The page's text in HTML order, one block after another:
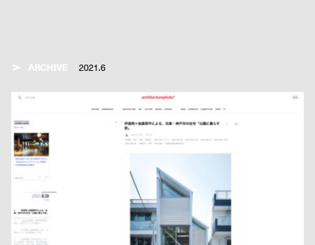
ARCHIVE 2021.6